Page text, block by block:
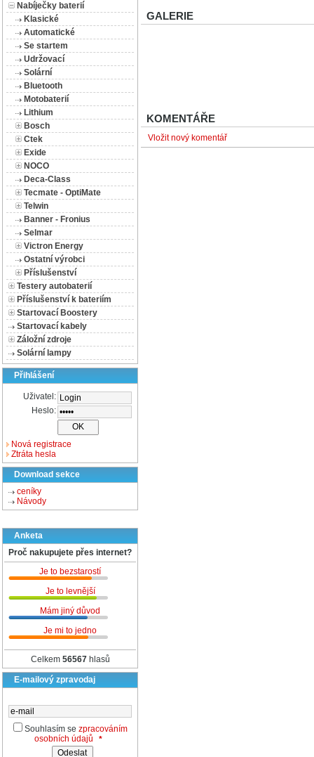
Nabíječky baterií
Klasické
Automatické
Se startem
Udržovací
Solární
Bluetooth
Motobaterií
Lithium
Bosch
Ctek
Exide
NOCO
Deca-Class
Tecmate - OptiMate
Telwin
Banner - Fronius
Selmar
Victron Energy
Ostatní výrobci
Příslušenství
Testery autobaterií
Příslušenství k bateriím
Startovací Boostery
Startovací kabely
Záložní zdroje
Solární lampy
Přihlášení
Uživatel:
Heslo:
Nová registrace
Ztráta hesla
Download sekce
ceníky
Návody
Anketa
Proč nakupujete přes internet?
Je to bezstarostí
Je to levnější
Mám jiný důvod
Je mi to jedno
Celkem 56567hlasů
E-mailový zpravodaj
Souhlasím se zpracováním
osobních údajů
*
GALERIE
KOMENTÁŘE
Vložit nový komentář